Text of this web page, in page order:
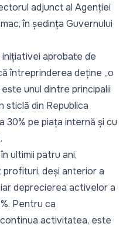
adjunct al Agenției
în ședința Guvernului
aprobate de
întreprinderea deține „o
este unul dintre principalii
sticlă din Republica
30% pe piața internă și cu
ultimii patru ani,
deși anterior a
deprecierea activelor a
Pentru ca
activitatea, este